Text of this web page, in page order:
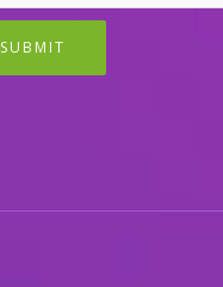
SUBMIT